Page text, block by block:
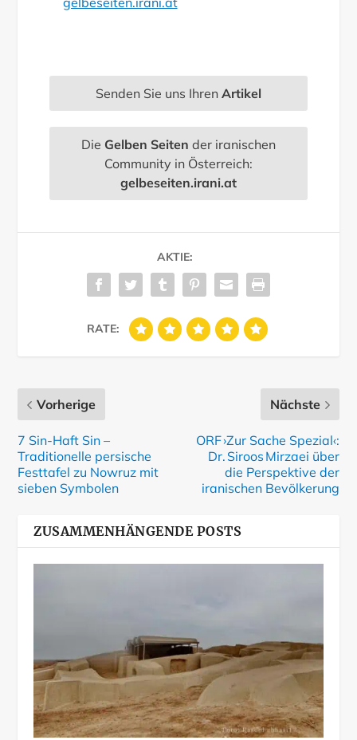
Senden Sie uns Ihren Artikel
Die Gelben Seiten der iranischen
Community in Österreich:
gelbeseiten.irani.at
AKTIE:
RATE:
Vorherige
7 Sin-Haft Sin –
Traditionelle persische
Festtafel zu Nowruz mit
sieben Symbolen
Nächste
ORF ›Zur Sache Spezial‹:
Dr. Siroos Mirzaei über
die Perspektive der
iranischen Bevölkerung
ZUSAMMENHÄNGENDE POSTS